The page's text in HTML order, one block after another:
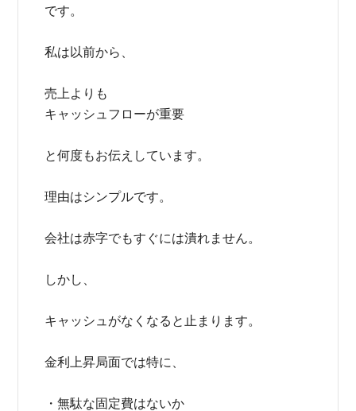
です。
私は以前から、
売上よりも
キャッシュフローが重要
と何度もお伝えしています。
理由はシンプルです。
会社は赤字でもすぐには潰れません。
しかし、
キャッシュがなくなると止まります。
金利上昇局面では特に、
・無駄な固定費はないか